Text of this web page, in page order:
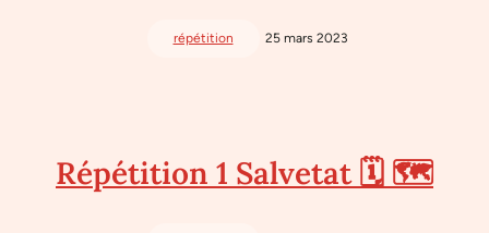
répétition 25 mars 2023
Répétition 1 Salvetat 🗓 🗺